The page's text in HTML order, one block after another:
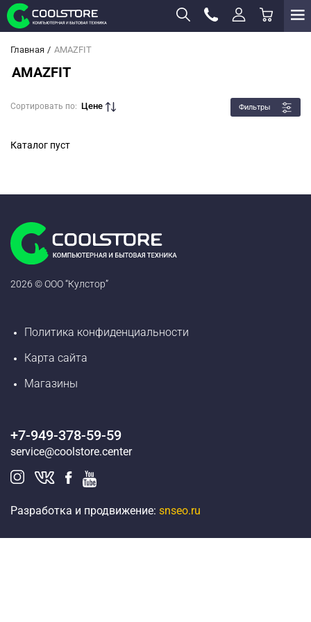
Главная AMAZFIT
AMAZFIT
Сортировать по: Цене Фильтры
Каталог пуст
2026 © ООО “Кулстор”
Политика конфиденциальности
Карта сайта
Магазины
+7-949-378-59-59
service@coolstore.center
Разработка и продвижение: snseo.ru